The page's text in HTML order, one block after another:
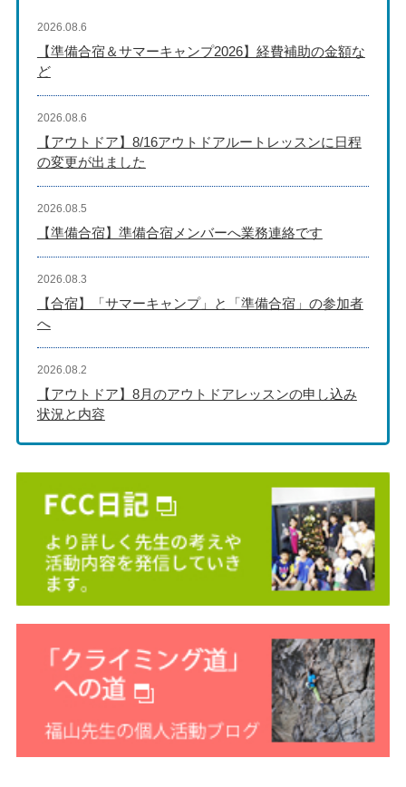
【準備合宿＆サマーキャンプ2026】経費補助の金額な
ど
2026.08.6
【アウトドア】8/16アウトドアルートレッスンに日程
の変更が出ました
2026.08.6
【準備合宿】準備合宿メンバーへ業務連絡です
2026.08.5
【合宿】「サマーキャンプ」と「準備合宿」の参加者
へ
2026.08.3
【アウトドア】8月のアウトドアレッスンの申し込み
状況と内容
2026.08.2